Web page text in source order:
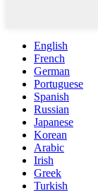
English
French
German
Portuguese
Spanish
Russian
Japanese
Korean
Arabic
Irish
Greek
Turkish